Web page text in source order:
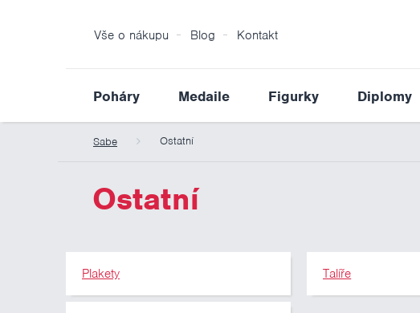
Vše o nákupu Blog Kontakt
Poháry Medaile Figurky Diplomy
Sabe Ostatní
Ostatní
Plakety Talíře